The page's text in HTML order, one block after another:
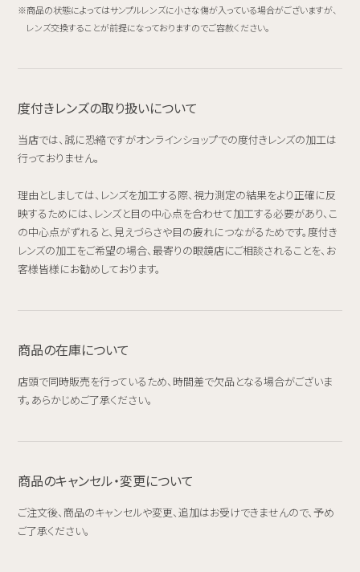
商品の状態によってはサンプルレンズに小さな傷が入っている場合がございますが、
レンズ交換することが前提になっておりますのでご容赦ください。
度付きレンズの取り扱いについて
当店では、誠に恐縮ですがオンラインショップでの度付きレンズの加工は
行っておりません。
理由としましては、レンズを加工する際、視力測定の結果をより正確に反
映するためには、レンズと目の中心点を合わせて加工する必要があり、こ
の中心点がずれると、見えづらさや目の疲れにつながるためです。度付き
レンズの加工をご希望の場合、最寄りの眼鏡店にご相談されることを、お
客様皆様にお勧めしております。
商品の在庫について
店頭で同時販売を行っているため、時間差で欠品となる場合がございま
す。あらかじめご了承ください。
商品のキャンセル・変更について
ご注文後、商品のキャンセルや変更、追加はお受けできませんので、予め
ご了承ください。